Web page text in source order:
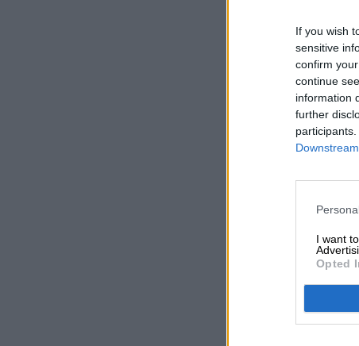
If you wish
sensitive
confirm
continue
information
further
I want
Opted